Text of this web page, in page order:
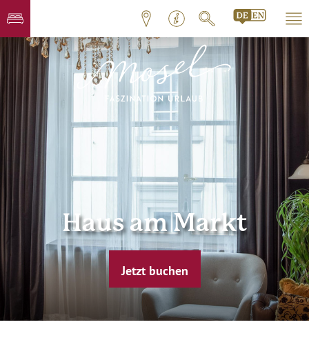
Haus am Markt
Jetzt buchen